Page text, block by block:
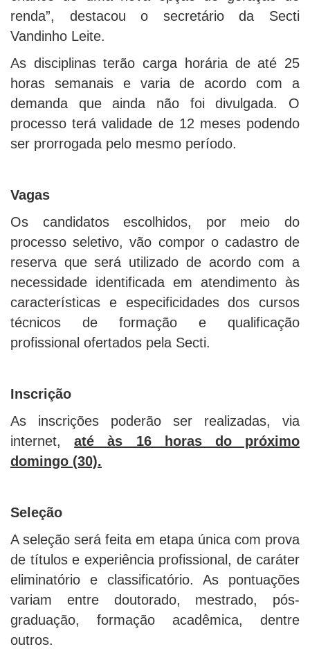
renda”, destacou o secretário da Secti
Vandinho Leite.
As disciplinas terão carga horária de até 25
horas semanais e varia de acordo com a
demanda que ainda não foi divulgada. O
processo terá validade de 12 meses podendo
ser prorrogada pelo mesmo período.
Vagas
Os candidatos escolhidos, por meio do
processo seletivo, vão compor o cadastro de
reserva que será utilizado de acordo com a
necessidade identificada em atendimento às
características e especificidades dos cursos
técnicos de formação e qualificação
profissional ofertados pela Secti.
Inscrição
As inscrições poderão ser realizadas, via
internet,até às 16 horas do próximo
domingo (30).
Seleção
A seleção será feita em etapa única com prova
de títulos e experiência profissional, de caráter
eliminatório e classificatório. As pontuações
variam entre doutorado, mestrado, pós-
graduação, formação acadêmica, dentre
outros.